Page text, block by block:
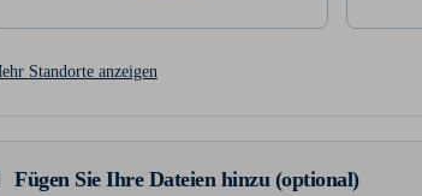
Standorte anzeigen
Fügen Sie Ihre Dateien hinzu (optional)